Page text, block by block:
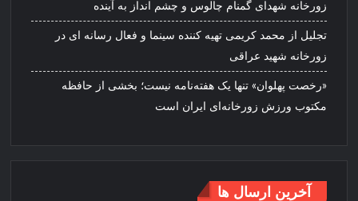
زورخانه شهدای گمنام چالوس و چشم انداز به آینده
تجلیل از محمد کریمی تهیه کننده سینما و فعال رسانه ای در
زورخانه شهید عراقی
«رخصت پهلوان» تنها یک هفته‌نامه نیست؛ بخشی از حافظه
مکتوب ورزش زورخانه‌ای ایران است
آخرین ارسال ها